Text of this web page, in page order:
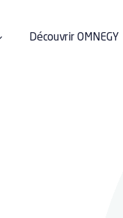
Découvrir OMNEGY